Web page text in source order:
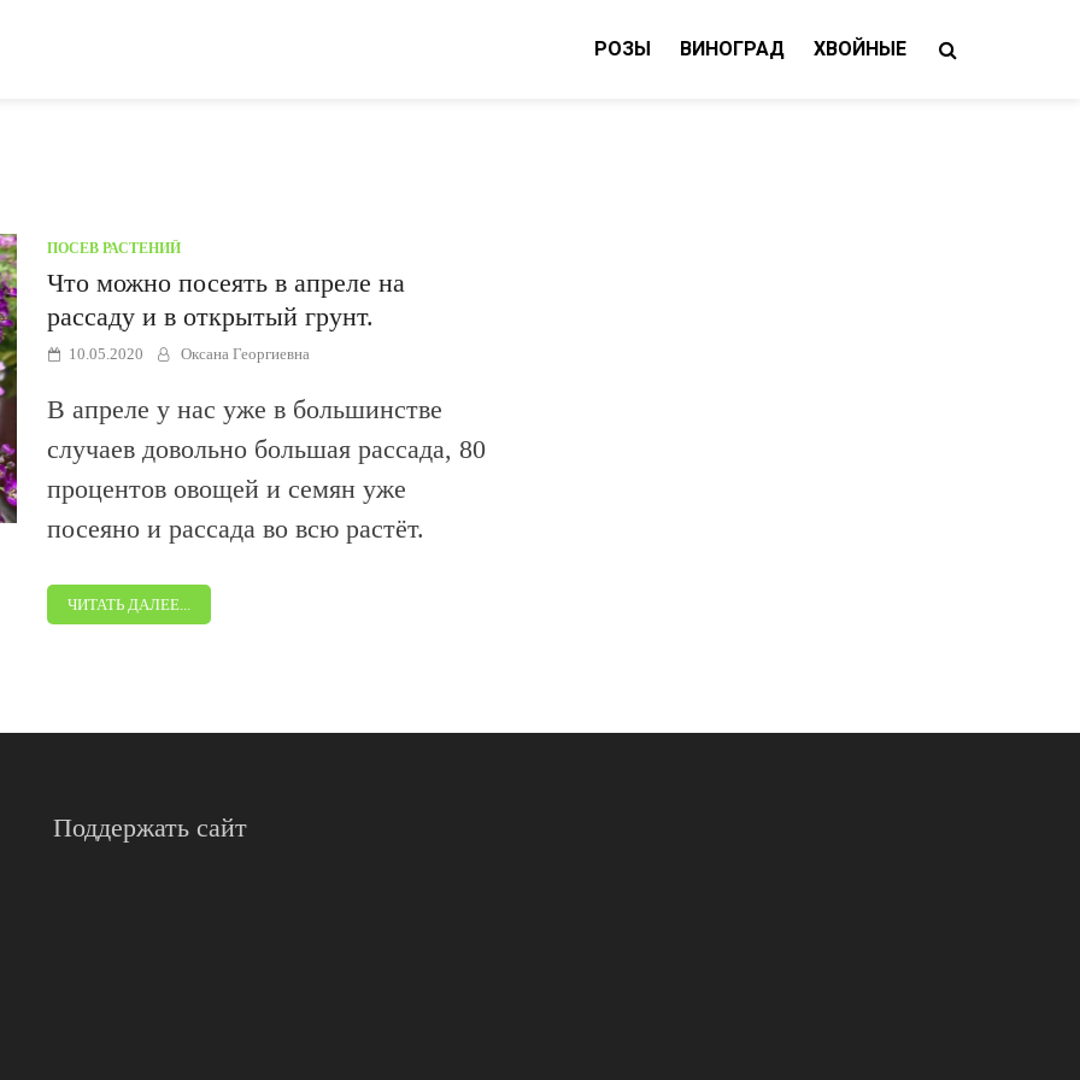
РОЗЫ ВИНОГРАД ХВОЙНЫЕ
ПОСЕВ РАСТЕНИЙ
Что можно посеять в апреле на
рассаду и в открытый грунт.
10.05.2020 Оксана Георгиевна
В апреле у нас уже в большинстве
случаев довольно большая рассада, 80
процентов овощей и семян уже
посеяно и рассада во всю растёт.
ЧИТАТЬ ДАЛЕЕ...
Поддержать сайт